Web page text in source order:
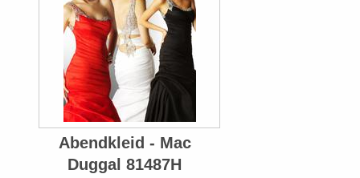
Abendkleid - Mac
Duggal 81487H